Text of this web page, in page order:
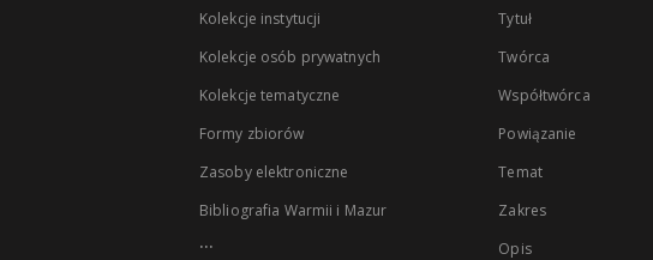
Kolekcje instytucji
Kolekcje osób prywatnych
Kolekcje tematyczne
Formy zbiorów
Zasoby elektroniczne
Bibliografia Warmii i Mazur
...
Tytuł
Twórca
Współtwórca
Powiązanie
Temat
Zakres
Opis